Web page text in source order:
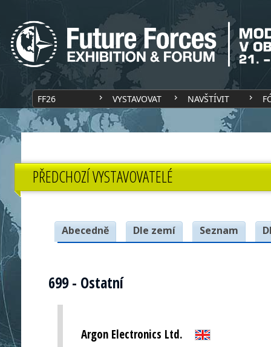
FF26 VYSTAVOVAT NAVŠTÍVIT
PŘEDCHOZÍ VYSTAVOVATELÉ
Abecedně Dle zemí Seznam
699 - Ostatní
Argon Electronics Ltd.